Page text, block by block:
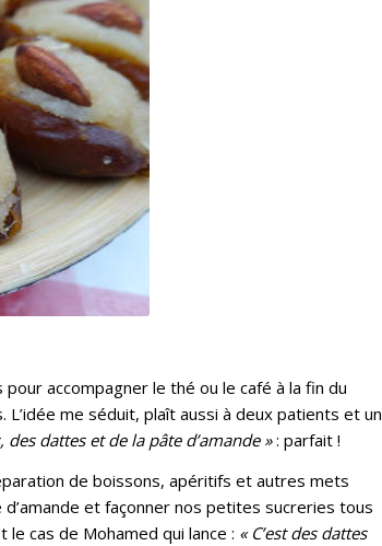
accompagner le thé ou le café à la fin du
me séduit, plaît aussi à deux patients et un
dattes et de la pâte d’amande »: parfait !
de boissons, apéritifs et autres mets
et façonner nos petites sucreries tous
cas de Mohamed qui lance : « C’est des dattes